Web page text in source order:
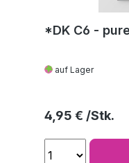
*DK C6 -
auf Lager
Regulärer Preis:
4,95 €